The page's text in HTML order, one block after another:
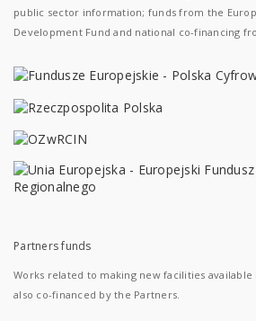
public sector information; funds from the
Development Fund and national co-financing
Partners funds
Works related to making new facilities available
also co-financed by the Partners.